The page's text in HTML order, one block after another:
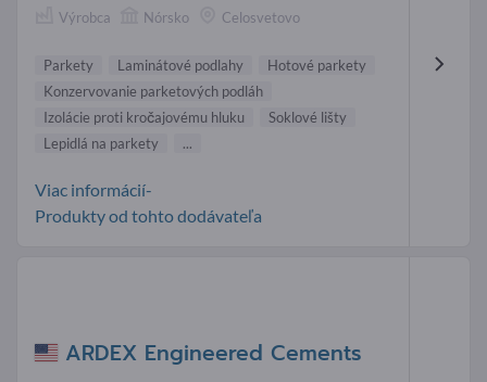
Výrobca Nórsko Celosvetovo
Parkety Laminátové podlahy
Hotové parkety
Konzervovanie parketových podláh
Izolácie proti kročajovému hluku
Soklové lišty
Lepidlá na parkety
...
Viac informácií-
Produkty od tohto dodávateľa
ARDEX Engineered Cements